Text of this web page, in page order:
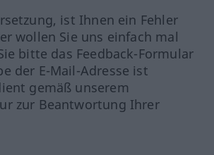
ist Ihnen ein Fehler
wollen Sie uns einfach mal
bitte das Feedback-Formular
der E-Mail-Adresse ist
gemäß unserem
zur Beantwortung Ihrer